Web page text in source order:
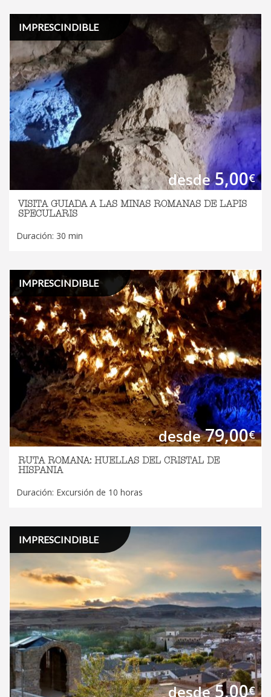
desde5,00€
IMPRESCINDIBLE
VISITA GUIADA A LAS MINAS ROMANAS DE LAPIS
SPECULARIS
Duración: 30 min
desde79,00€
IMPRESCINDIBLE
RUTA ROMANA: HUELLAS DEL CRISTAL DE
HISPANIA
Duración: Excursión de 10 horas
desde5,00€
IMPRESCINDIBLE